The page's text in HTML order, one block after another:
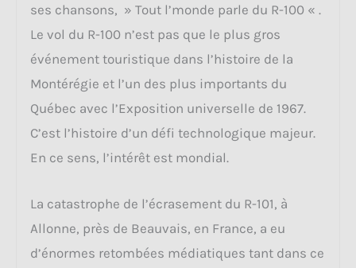
ses chansons, » Tout l’monde parle du R-100 « .
Le vol du R-100 n’est pas que le plus gros
événement touristique dans l’histoire de la
Montérégie et l’un des plus importants du
Québec avec l’Exposition universelle de 1967.
C’est l’histoire d’un défi technologique majeur.
En ce sens, l’intérêt est mondial.
La catastrophe de l’écrasement du R-101, à
Allonne, près de Beauvais, en France, a eu
d’énormes retombées médiatiques tant dans ce